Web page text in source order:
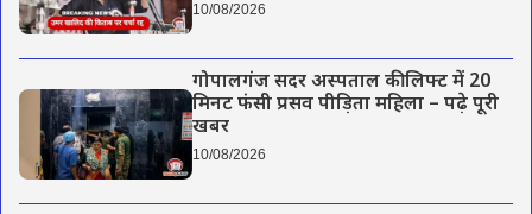
10/08/2026
गोपालगंज सदर अस्पताल की लिफ्ट में 20
मिनट फंसी प्रसव पीड़िता महिला – पढ़े पूरी
खबर
10/08/2026